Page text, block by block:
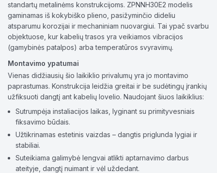
standartų metalinėms konstrukcijoms. ZPNNH30E2 modelis
gaminamas iš kokybiško plieno, pasižyminčio dideliu
atsparumu korozijai ir mechaniniam nuovargiui. Tai ypač svarbu
objektuose, kur kabelių trasos yra veikiamos vibracijos
(gamybinės patalpos) arba temperatūros svyravimų.
Montavimo ypatumai
Vienas didžiausių šio laikiklio privalumų yra jo montavimo
paprastumas. Konstrukcija leidžia greitai ir be sudėtingų įrankių
užfiksuoti dangtį ant kabelių lovelio. Naudojant šiuos laikiklius:
Sutrumpėja instaliacijos laikas, lyginant su primityvesniais
fiksavimo būdais.
Užtikrinamas estetinis vaizdas – dangtis priglunda lygiai ir
stabiliai.
Suteikiama galimybė lengvai atlikti aptarnavimo darbus
ateityje, dangtį nuimant ir vėl uždedant.